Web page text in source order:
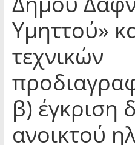
Υμηττού»
τεχνικών
β) έγκριση
ανοικτού